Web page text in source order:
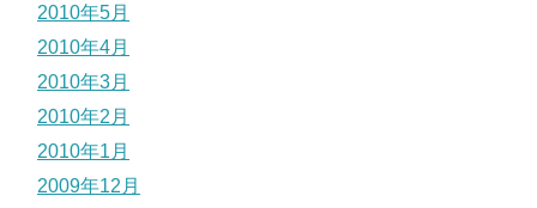
2010年5月
2010年4月
2010年3月
2010年2月
2010年1月
2009年12月